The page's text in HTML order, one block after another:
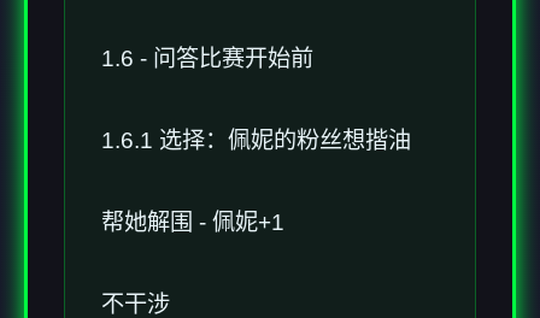
1.6 - 问答比赛开始前
1.6.1 选择：佩妮的粉丝想揩油
帮她解围 - 佩妮+1
不干涉